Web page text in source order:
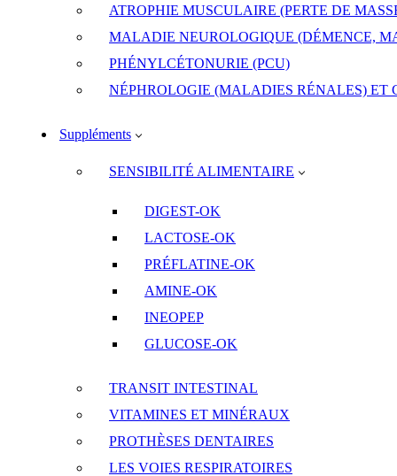
ATROPHIE MUSCULAIRE (PERTE DE
MALADIE NEUROLOGIQUE (DÉMENCE,
PHÉNYLCÉTONURIE (PCU)
NÉPHROLOGIE (MALADIES RÉNALES) ET
Suppléments
SENSIBILITÉ ALIMENTAIRE
DIGEST-OK
LACTOSE-OK
PRÉFLATINE-OK
AMINE-OK
INEOPEP
GLUCOSE-OK
TRANSIT INTESTINAL
VITAMINES ET MINÉRAUX
PROTHÈSES DENTAIRES
LES VOIES RESPIRATOIRES